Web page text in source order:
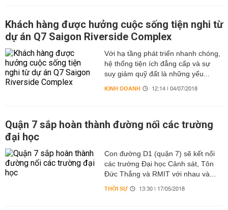
Khách hàng được hưởng cuộc sống tiện nghi từ
dự án Q7 Saigon Riverside Complex
Với hạ tầng phát triển nhanh chóng,
hệ thống tiện ích đẳng cấp và sự
suy giảm quỹ đất là những yếu...
KINH DOANH 12:14 | 04/07/2018
Quận 7 sắp hoàn thành đường nối các trường
đại học
Con đường D1 (quận 7) sẽ kết nối
các trường Đại học Cảnh sát, Tôn
Đức Thắng và RMIT với nhau và...
THỜI SỰ 13:30 | 17/05/2018